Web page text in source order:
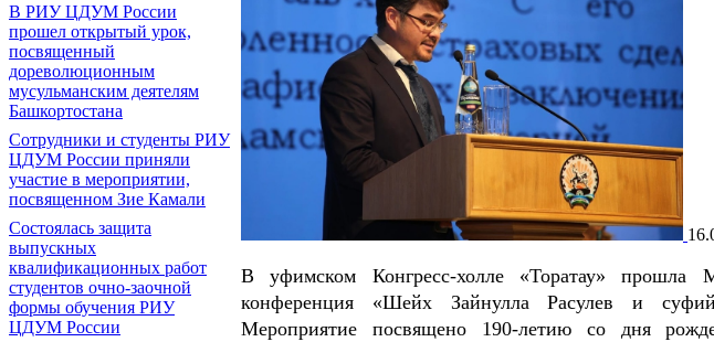
В РИУ ЦДУМ России
прошел открытый урок,
посвященный
дореволюционным
мусульманским деятелям
Башкортостана
Сотрудники и студенты РИУ
ЦДУМ России приняли
участие в мероприятии,
посвященном Зие Камали
Состоялась защита
выпускных
квалификационных работ
студентов очно-заочной
формы обучения РИУ
ЦДУМ России
В уфимском Конгресс-холле «Торатау» прошла
конференция «Шейх Зайнулла Расулев и
Мероприятие посвящено 190-летию со дня